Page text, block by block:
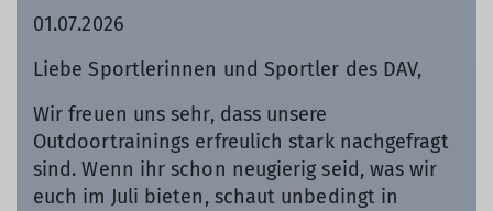
01.07.2026
Liebe Sportlerinnen und Sportler des DAV,
Wir freuen uns sehr, dass unsere
Outdoortrainings erfreulich stark nachgefragt
sind. Wenn ihr schon neugierig seid, was wir
euch im Juli bieten, schaut unbedingt in